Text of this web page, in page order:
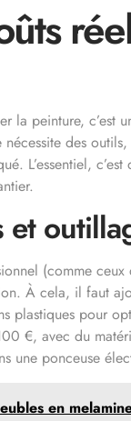
la peinture, c’est
des
L’essentiel,
et
(comme
À cela, il faut
plastiques pour
€, avec du
une ponceuse
en